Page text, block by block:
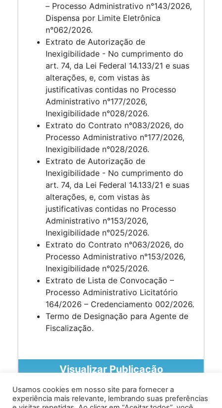
– Processo Administrativo n°143/2026,
Dispensa por Limite Eletrônica
n°062/2026.
Extrato de Autorização de
Inexigibilidade - No cumprimento do
art. 74, da Lei Federal 14.133/21 e suas
alterações, e, com vistas às
justificativas contidas no Processo
Administrativo n°177/2026,
Inexigibilidade n°028/2026.
Extrato do Contrato n°083/2026, do
Processo Administrativo n°177/2026,
Inexigibilidade n°028/2026.
Extrato de Autorização de
Inexigibilidade - No cumprimento do
art. 74, da Lei Federal 14.133/21 e suas
alterações, e, com vistas às
justificativas contidas no Processo
Administrativo n°153/2026,
Inexigibilidade n°025/2026.
Extrato do Contrato n°063/2026, do
Processo Administrativo n°153/2026,
Inexigibilidade n°025/2026.
Extrato de Lista de Convocação –
Processo Administrativo Licitatório
164/2026 – Credenciamento 002/2026.
Termo de Designação para Agente de
Fiscalização.
Visualizar Publicação
Usamos cookies em nosso site para fornecer a
experiência mais relevante, lembrando suas preferências